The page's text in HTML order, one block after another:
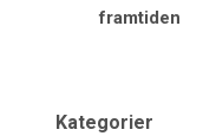
framtiden
Kategorier